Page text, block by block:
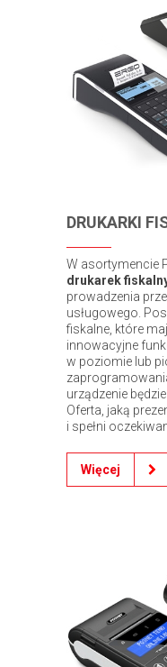
DRUKARKI
W asortymencie
drukarek
prowadzenia
usługowego.
fiskalne, które
innowacyjne
w poziomie lub
urządzenie
Oferta, jaką
i spełni
Więcej